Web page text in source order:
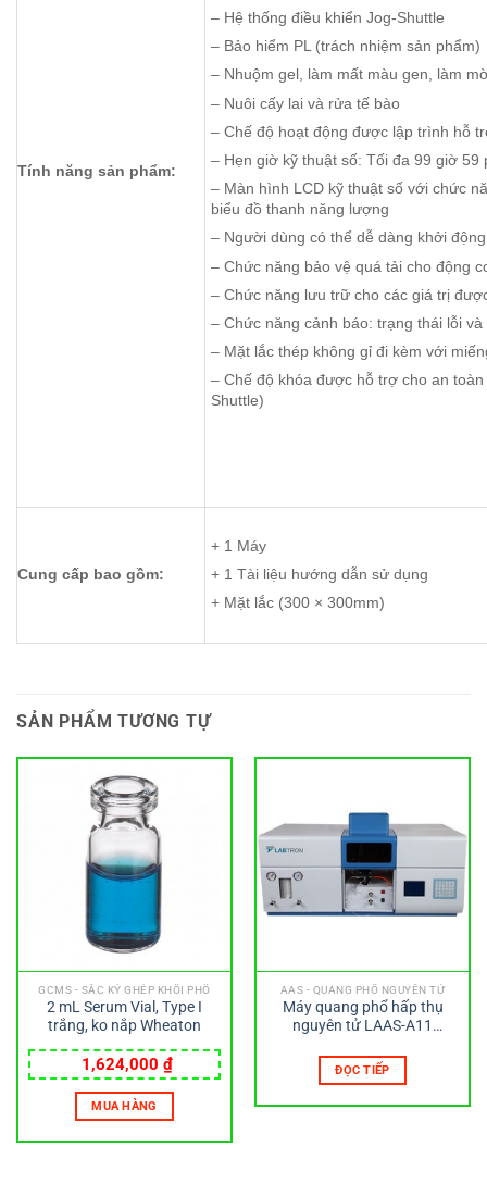
Tính năng sản phẩm:
– Hệ thống điều khiển Jog-Shuttle
– Bảo hiểm PL (trách nhiệm sản phẩm)
– Nhuộm gel, làm mất màu gen, làm
– Nuôi cấy lai và rửa tế bào
– Chế độ hoạt động được lập trình hỗ
– Hẹn giờ kỹ thuật số: Tối đa 99 giờ 59
– Màn hình LCD kỹ thuật số với chức
biểu đồ thanh năng lượng
– Người dùng có thể dễ dàng khởi
– Chức năng bảo vệ quá tải cho động
– Chức năng lưu trữ cho các giá trị
– Chức năng cảnh báo: trạng thái lỗi
– Mặt lắc thép không gỉ đi kèm với
– Chế độ khóa được hỗ trợ cho an
Shuttle)
Cung cấp bao gồm:
+ 1 Máy
+ 1 Tài liệu hướng dẫn sử dụng
+ Mặt lắc (300 × 300mm)
SẢN PHẨM TƯƠNG TỰ
GCMS - SẮC KÝ GHÉP KHỐI PHỔ
2 mL Serum Vial, Type I
trắng, ko nắp Wheaton
1,624,000 ₫
MUA HÀNG
AAS - QUANG PHỔ NGUYÊN TỬ
Máy quang phổ hấp thụ
nguyên tử LAAS-A11
ĐỌC TIẾP